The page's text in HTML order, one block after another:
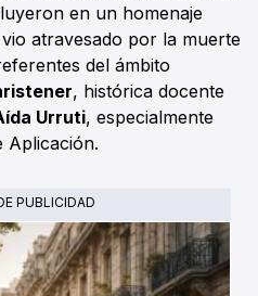
en un homenaje
atravesado por la muerte
del ámbito
, histórica docente
Urruti, especialmente
Aplicación.
PUBLICIDAD